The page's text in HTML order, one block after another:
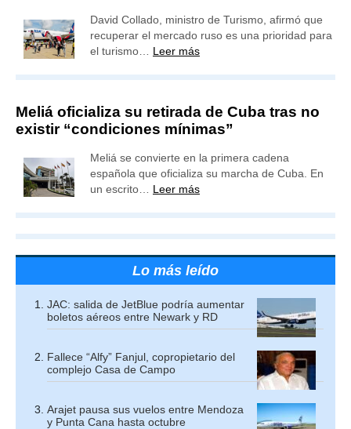
David Collado, ministro de Turismo, afirmó que
recuperar el mercado ruso es una prioridad para
el turismo… Leer más
Meliá oficializa su retirada de Cuba tras no
existir “condiciones mínimas”
Meliá se convierte en la primera cadena
española que oficializa su marcha de Cuba. En
un escrito… Leer más
Lo más leído
JAC: salida de JetBlue podría aumentar
boletos aéreos entre Newark y RD
Fallece “Alfy” Fanjul, copropietario del
complejo Casa de Campo
Arajet pausa sus vuelos entre Mendoza
y Punta Cana hasta octubre